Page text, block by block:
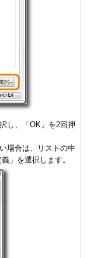
し、「OK」を2回押
場合は、リストの中
」を選択します。